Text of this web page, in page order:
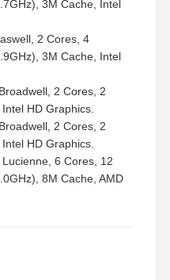
3M Cache, Intel
2 Cores, 4
3M Cache, Intel
2 Cores, 2
HD Graphics.
2 Cores, 2
HD Graphics.
6 Cores, 12
8M Cache, AMD